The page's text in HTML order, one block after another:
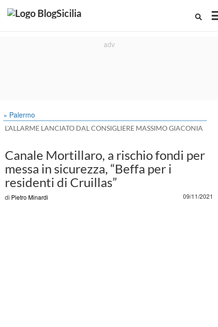
» Palermo
L'ALLARME LANCIATO DAL CONSIGLIERE MASSIMO GIACONIA
Canale Mortillaro, a rischio fondi per
messa in sicurezza, “Beffa per i
residenti di Cruillas”
di Pietro Minardi 09/11/2021